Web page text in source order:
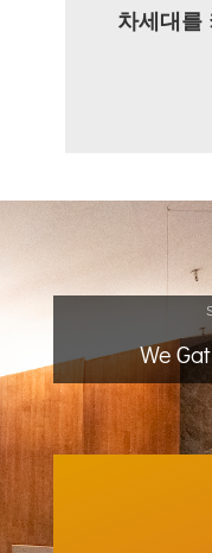
차세대를
We